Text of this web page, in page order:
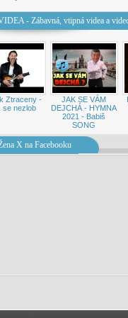
- Zábavná, vtipná videa a
JAK SE VÁM
DEJCHÁ - HYMNA
2021 - Babiš
SONG
Ztraceny -
se nezlob
X na Facebooku